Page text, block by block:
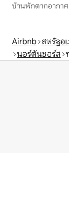
บ้านพักตากอากาศ
Airbnb สหรัฐอ
นอร์ตันชอร์ส